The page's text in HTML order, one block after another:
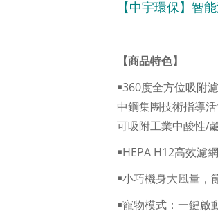
【中宇環保】智
【商品特色】
￭360度全方位吸附
中鋼集團技術指導
可吸附工業中酸性/
￭HEPA H12高效濾
￭小巧機身大風量，
￭寵物模式：一鍵啟